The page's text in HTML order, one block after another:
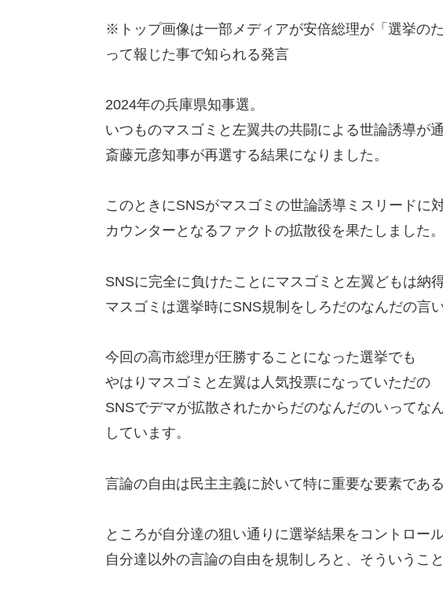
※トップ画像は一部メディアが安倍総理が「選挙の
って報じた事で知られる発言
2024年の兵庫県知事選。
いつものマスゴミと左翼共の共闘による世論誘導が通
斎藤元彦知事が再選する結果になりました。
このときにSNSがマスゴミの世論誘導ミスリードに
カウンターとなるファクトの拡散役を果たしました。
SNSに完全に負けたことにマスゴミと左翼どもは納得
マスゴミは選挙時にSNS規制をしろだのなんだの言
今回の高市総理が圧勝することになった選挙でも
やはりマスゴミと左翼は人気投票になっていただの
SNSでデマが拡散されたからだのなんだのいってな
しています。
言論の自由は民主主義に於いて特に重要な要素であ
ところが自分達の狙い通りに選挙結果をコントロー
自分達以外の言論の自由を規制しろと、そういうこ